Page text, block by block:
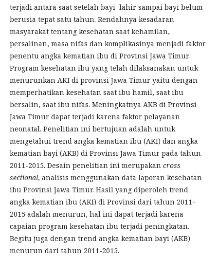
terjadi antara saat setelah bayi lahir sampai bayi belum
berusia tepat satu tahun. Rendahnya kesadaran
masyarakat tentang kesehatan saat kehamilan,
persalinan, masa nifas dan komplikasinya menjadi faktor
penentu angka kematian ibu di Provinsi Jawa Timur.
Program kesehatan ibu yang telah dilaksanakan untuk
menurunkan AKI di provinsi Jawa Timur yaitu dengan
memperhatikan kesehatan saat ibu hamil, saat ibu
bersalin, saat ibu nifas. Meningkatnya AKB di Provinsi
Jawa Timur dapat terjadi karena faktor pelayanan
neonatal. Penelitian ini bertujuan adalah untuk
mengetahui trend angka kematian ibu (AKI) dan angka
kematian bayi (AKB) di Provinsi Jawa Timur pada tahun
2011-2015. Desain penelitian ini merupakan cross
sectional, analisis menggunakan data laporan kesehatan
ibu Provinsi Jawa Timur. Hasil yang diperoleh trend
angka kematian ibu (AKI) di Provinsi dari tahun 2011-
2015 adalah menurun, hal ini dapat terjadi karena
capaian program kesehatan ibu terjadi peningkatan.
Begitu juga dengan trend angka kematian bayi (AKB)
menurun dari tahun 2011-2015.